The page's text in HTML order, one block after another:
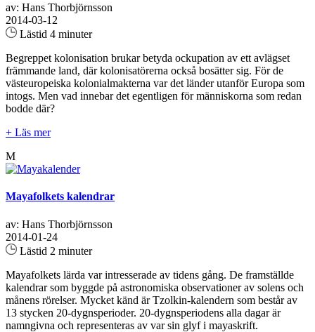
av: Hans Thorbjörnsson
2014-03-12
Lästid 4 minuter
Begreppet kolonisation brukar betyda ockupation av ett avlägset
främmande land, där kolonisatörerna också bosätter sig. För de
västeuropeiska kolonialmakterna var det länder utanför Europa som
intogs. Men vad innebar det egentligen för människorna som redan
bodde där?
+ Läs mer
M
Mayafolkets kalendrar
av: Hans Thorbjörnsson
2014-01-24
Lästid 2 minuter
Mayafolkets lärda var intresserade av tidens gång. De framställde
kalendrar som byggde på astronomiska observationer av solens och
månens rörelser. Mycket känd är Tzolkin-kalendern som består av
13 stycken 20-dygnsperioder. 20-dygnsperiodens alla dagar är
namngivna och representeras av var sin glyf i mayaskrift.